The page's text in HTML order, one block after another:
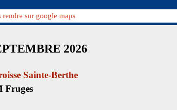
sur google maps
2026
Sainte-Berthe
Fruges